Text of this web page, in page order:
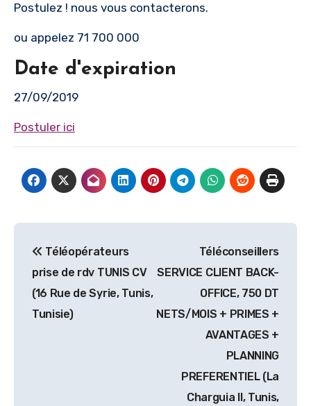
Postulez ! nous vous contacterons.
ou appelez 71 700 000
Date d'expiration
27/09/2019
Postuler ici
de
l’article
Téléopérateurs
prise de rdv TUNIS CV
(16 Rue de Syrie, Tunis,
Tunisie)
Téléconseillers
SERVICE CLIENT BACK-
OFFICE, 750 DT
NETS/MOIS + PRIMES +
AVANTAGES +
PLANNING
PREFERENTIEL (La
Charguia II, Tunis,